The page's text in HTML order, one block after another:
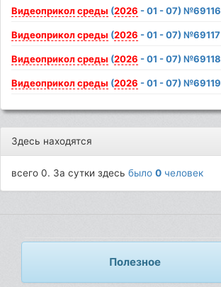
Видеоприкол среды (2026 - 01 - 07) №69116
Видеоприкол среды (2026 - 01 - 07) №69117
Видеоприкол среды (2026 - 01 - 07) №69118
Видеоприкол среды (2026 - 01 - 07) №69119
Здесь находятся
всего 0. За сутки здесьбыло0 человек
Полезное